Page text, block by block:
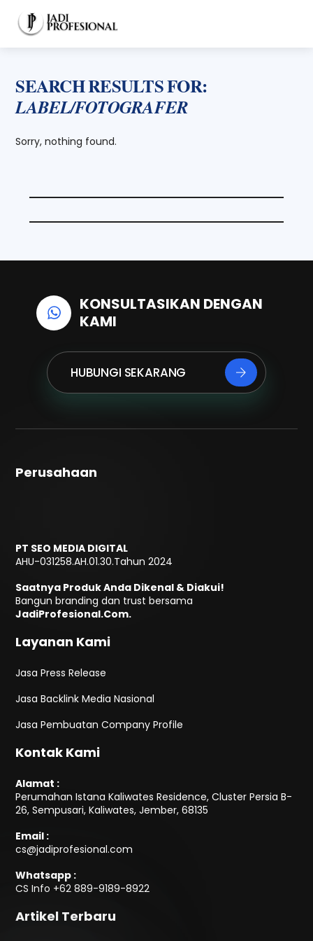
content
SEARCH RESULTS FOR:
LABEL/FOTOGRAFER
Sorry, nothing found.
KONSULTASIKAN DENGAN
KAMI
HUBUNGI SEKARANG
Perusahaan
PT SEO MEDIA DIGITAL
AHU-031258.AH.01.30.Tahun 2024
Saatnya Produk Anda Dikenal & Diakui!
Bangun branding dan trust bersama
JadiProfesional.Com.
Layanan Kami
Jasa Press Release
Jasa Backlink Media Nasional
Jasa Pembuatan Company Profile
Kontak Kami
Alamat :
Perumahan Istana Kaliwates Residence, Cluster Persia B-
26, Sempusari, Kaliwates, Jember, 68135
Email :
cs@jadiprofesional.com
Whatsapp :
CS Info +62 889-9189-8922
Artikel Terbaru